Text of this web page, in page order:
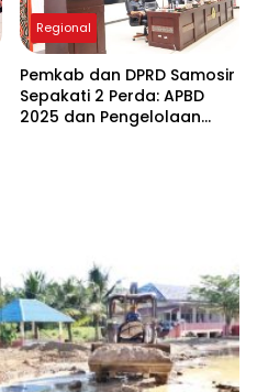
Regional
Pemkab dan DPRD Samosir
Sepakati 2 Perda: APBD
2025 dan Pengelolaan